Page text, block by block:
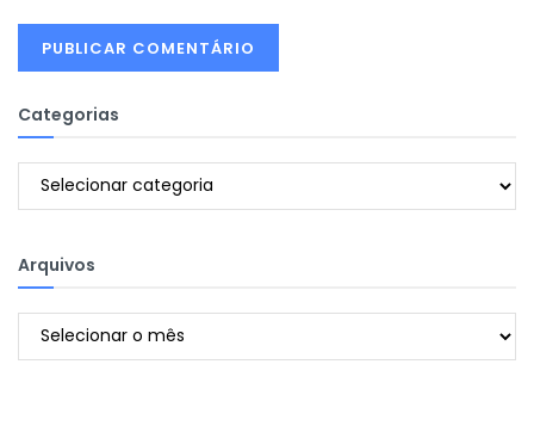
Categorias
Categorias
Arquivos
Arquivos